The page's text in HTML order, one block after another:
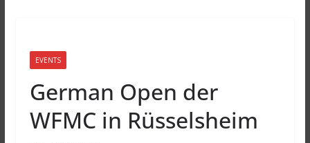
EVENTS
German Open der
WFMC in Rüsselsheim